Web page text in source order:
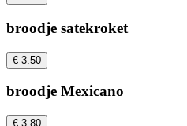
broodje satekroket
€ 3.50
broodje Mexicano
€ 3.80